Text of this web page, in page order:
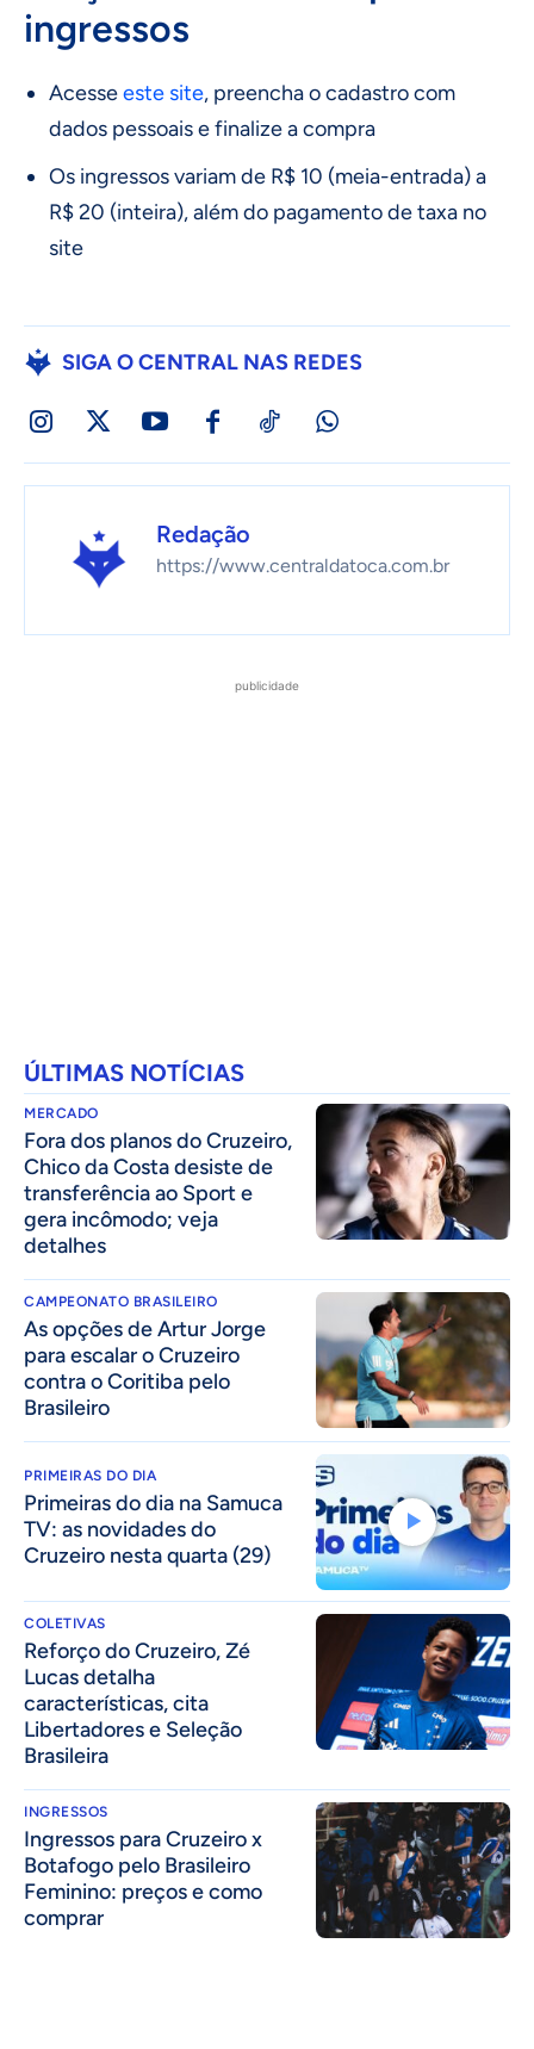
ingressos
Acesseeste site, preencha o cadastro com
dados pessoais e finalize a compra
Os ingressos variam de R$ 10 (meia-entrada) a
R$ 20 (inteira), além do pagamento de taxa no
site
SIGA O CENTRAL NAS REDES
Redação
https://www.centraldatoca.com.br
publicidade
ÚLTIMAS NOTÍCIAS
MERCADO
Fora dos planos do Cruzeiro,
Chico da Costa desiste de
transferência ao Sport e
gera incômodo; veja
detalhes
CAMPEONATO BRASILEIRO
As opções de Artur Jorge
para escalar o Cruzeiro
contra o Coritiba pelo
Brasileiro
PRIMEIRAS DO DIA
Primeiras do dia na Samuca
TV: as novidades do
Cruzeiro nesta quarta (29)
COLETIVAS
⁠Reforço do Cruzeiro, Zé
Lucas detalha
características, cita
Libertadores e Seleção
Brasileira
INGRESSOS
Ingressos para Cruzeiro x
Botafogo pelo Brasileiro
Feminino: preços e como
comprar